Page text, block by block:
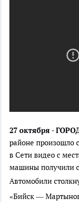
27 октября -
районе произошло
в Сети видео с
машины получили
Автомобили
«Бийск —